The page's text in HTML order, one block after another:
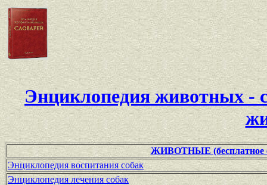
Энциклопедия животных -
ЖИВОТНЫЕ (бесплатное
Энциклопедия воспитания собак
Энциклопедия лечения собак